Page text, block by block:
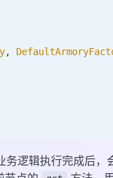
,
务逻辑执行完成后，